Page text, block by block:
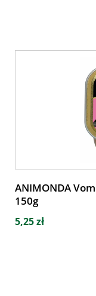
ANIMONDA
150g
5,25 zł